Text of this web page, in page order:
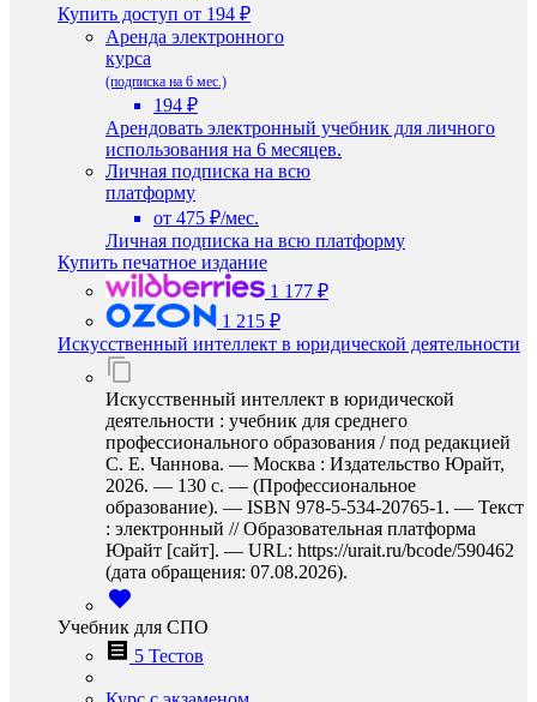
Купить доступ от 194 ₽
Аренда электронного
курса
(подписка на 6 мес.)
194 ₽
Арендовать электронный учебник для личного
использования на 6 месяцев.
Личная подписка на всю
платформу
от 475 ₽/мес.
Личная подписка на всю платформу
Купить печатное издание
1 177 ₽
1 215 ₽
Искусственный интеллект в юридической деятельности
Искусственный интеллект в юридической
деятельности : учебник для среднего
профессионального образования / под редакцией
С. Е. Чаннова. — Москва : Издательство Юрайт,
2026. — 130 с. — (Профессиональное
образование). — ISBN 978-5-534-20765-1. — Текст
: электронный // Образовательная платформа
Юрайт [сайт]. — URL: https://urait.ru/bcode/590462
(дата обращения: 07.08.2026).
Учебник для СПО
5 Тестов